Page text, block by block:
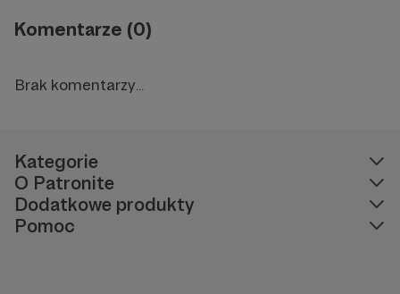
Komentarze (0)
Brak komentarzy...
Kategorie
O Patronite
Dodatkowe produkty
Pomoc